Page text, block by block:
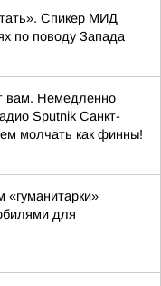
Спикер МИД
по поводу Запада
вам. Немедленно
Sputnik Санкт-
молчать как финны!
для